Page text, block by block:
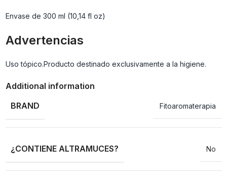
Envase de 300 ml (10,14 fl oz)
Advertencias
Uso tópico.Producto destinado exclusivamente a la higiene.
Additional information
BRAND
Fitoaromaterapia
¿CONTIENE ALTRAMUCES? No